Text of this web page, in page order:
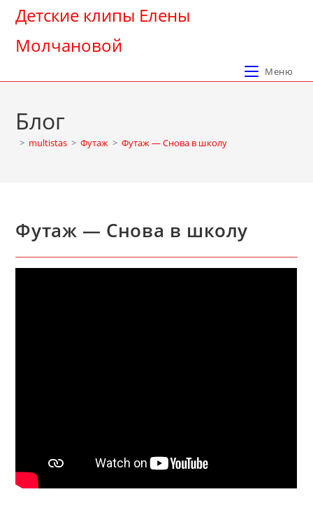
Перейти
содержимому
Детские клипы Елены
Молчановой
Меню
Блог
> multistas > Футаж > Футаж — Снова в школу
Футаж — Снова в школу